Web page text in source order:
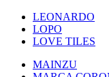
LEONARDO
LOPO
LOVE TILES
MAINZU